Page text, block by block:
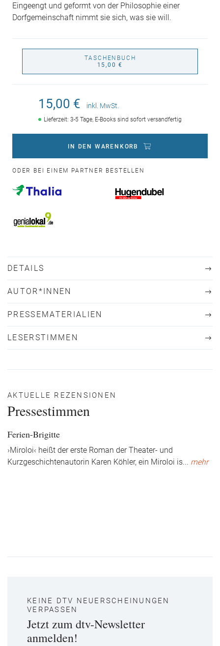
Eingeengt und geformt von der Philosophie einer
Dorfgemeinschaft nimmt sie sich, was sie will.
TASCHENBUCH
15,00 €
15,00 € inkl. MwSt.
Lieferzeit: 3-5 Tage, E-Books sind sofort versandfertig
IN DEN WARENKORB
ODER BEI EINEM PARTNER BESTELLEN
DETAILS
AUTOR*INNEN
PRESSEMATERIALIEN
LESERSTIMMEN
AKTUELLE REZENSIONEN
Pressestimmen
Ferien-Brigitte
›Miroloi‹ heißt der erste Roman der Theater- und
Kurzgeschichtenautorin Karen Köhler, ein Miroloi is... mehr
KEINE DTV NEUERSCHEINUNGEN
VERPASSEN
Jetzt zum dtv-Newsletter
anmelden!